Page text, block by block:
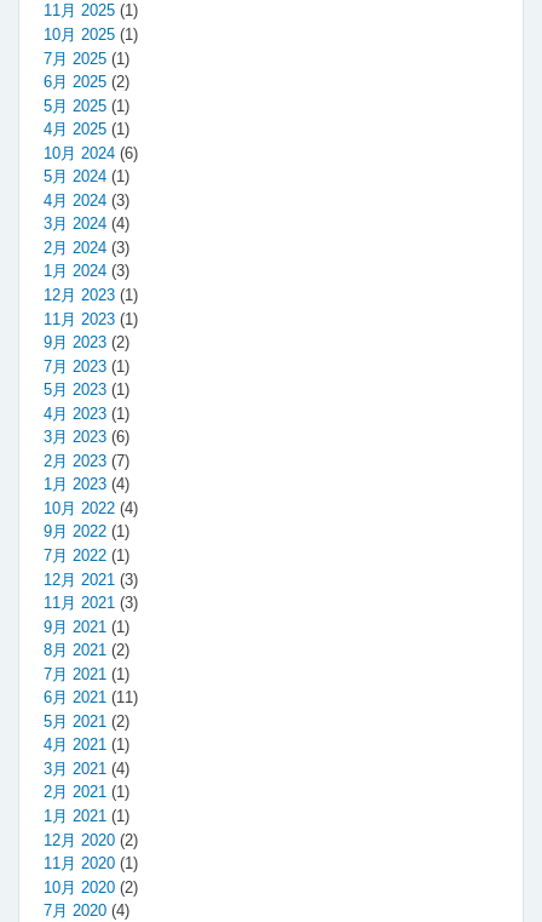
11月 2025 (1)
10月 2025 (1)
7月 2025 (1)
6月 2025 (2)
5月 2025 (1)
4月 2025 (1)
10月 2024 (6)
5月 2024 (1)
4月 2024 (3)
3月 2024 (4)
2月 2024 (3)
1月 2024 (3)
12月 2023 (1)
11月 2023 (1)
9月 2023 (2)
7月 2023 (1)
5月 2023 (1)
4月 2023 (1)
3月 2023 (6)
2月 2023 (7)
1月 2023 (4)
10月 2022 (4)
9月 2022 (1)
7月 2022 (1)
12月 2021 (3)
11月 2021 (3)
9月 2021 (1)
8月 2021 (2)
7月 2021 (1)
6月 2021 (11)
5月 2021 (2)
4月 2021 (1)
3月 2021 (4)
2月 2021 (1)
1月 2021 (1)
12月 2020 (2)
11月 2020 (1)
10月 2020 (2)
7月 2020 (4)